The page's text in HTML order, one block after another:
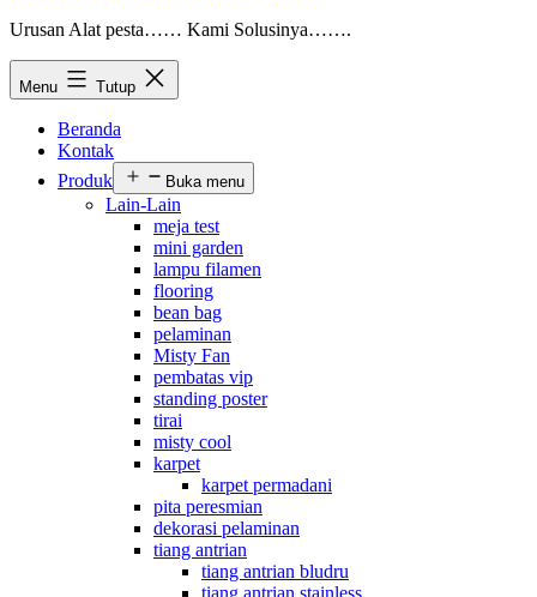
Urusan Alat pesta…… Kami Solusinya…….
Menu Tutup
Beranda
Kontak
Produk
Buka menu
Lain-Lain
meja test
mini garden
lampu filamen
flooring
bean bag
pelaminan
Misty Fan
pembatas vip
standing poster
tirai
misty cool
karpet
karpet permadani
pita peresmian
dekorasi pelaminan
tiang antrian
tiang antrian bludru
tiang antrian stainless